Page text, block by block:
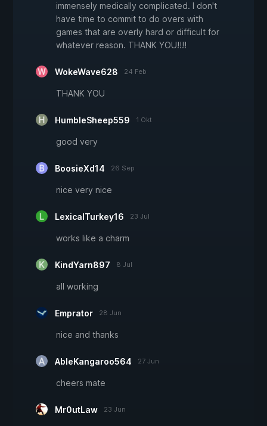
immensely medically complicated. I don't
have time to commit to do overs with
games that are overly hard or difficult for
whatever reason. THANK YOU!!!!
WokeWave628 24 Feb
THANK YOU
HumbleSheep559 1 Okt
good very
BoosieXd14 26 Sep
nice very nice
LexicalTurkey16 23 Jul
works like a charm
KindYarn897 8 Jul
all working
Emprator 28 Jun
nice and thanks
AbleKangaroo564 27 Jun
cheers mate
Mr0utLaw 23 Jun